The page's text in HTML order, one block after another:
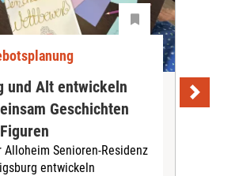
und Alt entwickeln
Geschichten
Alloheim Senioren-Residenz
entwickeln